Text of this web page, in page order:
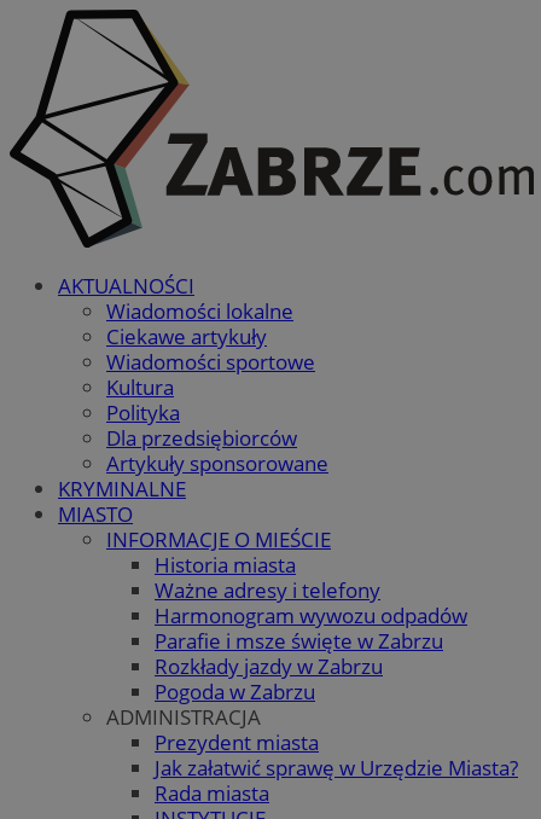
AKTUALNOŚCI
Wiadomości lokalne
Ciekawe artykuły
Wiadomości sportowe
Kultura
Polityka
Dla przedsiębiorców
Artykuły sponsorowane
KRYMINALNE
MIASTO
INFORMACJE O MIEŚCIE
Historia miasta
Ważne adresy i telefony
Harmonogram wywozu odpadów
Parafie i msze święte w Zabrzu
Rozkłady jazdy w Zabrzu
Pogoda w Zabrzu
ADMINISTRACJA
Prezydent miasta
Jak załatwić sprawę w Urzędzie Miasta?
Rada miasta